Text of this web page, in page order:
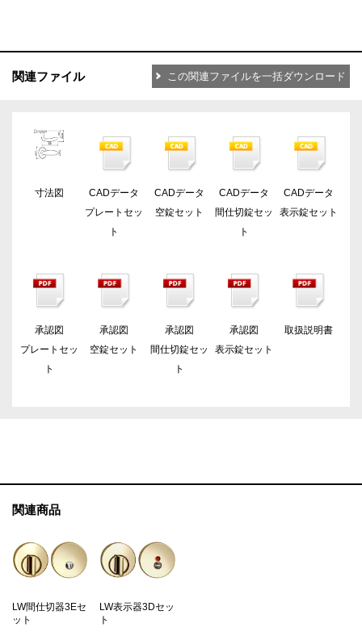
関連ファイル この関連ファイルを一括ダウンロード
寸法図
CADデータ
プレートセッ
ト
CADデータ
空錠セット
CADデータ
間仕切錠セッ
ト
CADデータ
表示錠セット
承認図
プレートセッ
ト
承認図
空錠セット
承認図
間仕切錠セッ
ト
承認図
表示錠セット
取扱説明書
関連商品
LW間仕切器3Eセ
ット
LW表示器3Dセッ
ト